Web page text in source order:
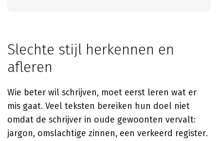
Slechte stijl herkennen en
afleren
Wie beter wil schrijven, moet eerst leren wat er
mis gaat. Veel teksten bereiken hun doel niet
omdat de schrijver in oude gewoonten vervalt:
jargon, omslachtige zinnen, een verkeerd register.